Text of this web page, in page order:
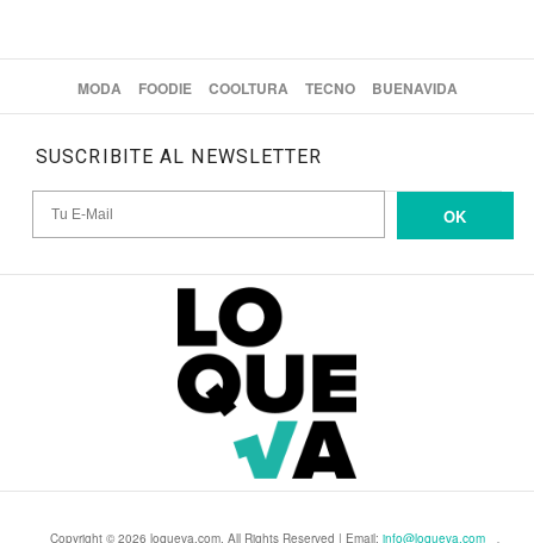
MODA FOODIE COOLTURA TECNO BUENAVIDA
SUSCRIBITE AL NEWSLETTER
OK
Copyright © 2026 loqueva.com. All Rights Reserved | Email: info@loqueva.com